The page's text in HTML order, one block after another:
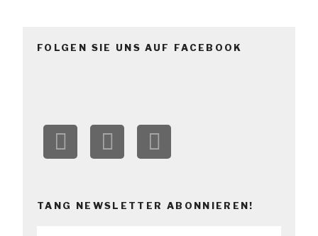
FOLGEN SIE UNS AUF FACEBOOK
TANG NEWSLETTER ABONNIEREN!